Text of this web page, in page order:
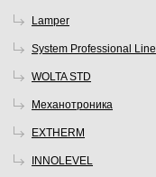
Lamper
System Professional Line
WOLTA STD
Механотроника
EXTHERM
INNOLEVEL